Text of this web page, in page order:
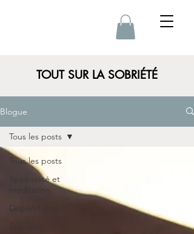
TOUT SUR LA SOBRIÉTÉ
Blogue
Tous les posts
Spiritualité et
méditation
Dépendance
Sobriété
Tous les posts